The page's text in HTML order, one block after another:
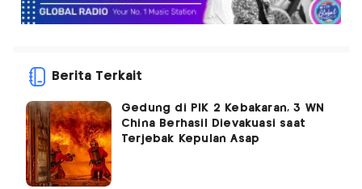
Berita Terkait
Gedung di PIK 2 Kebakaran, 3 WN
China Berhasil Dievakuasi saat
Terjebak Kepulan Asap